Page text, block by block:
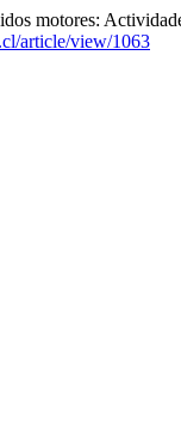
motores:
article/view/1063